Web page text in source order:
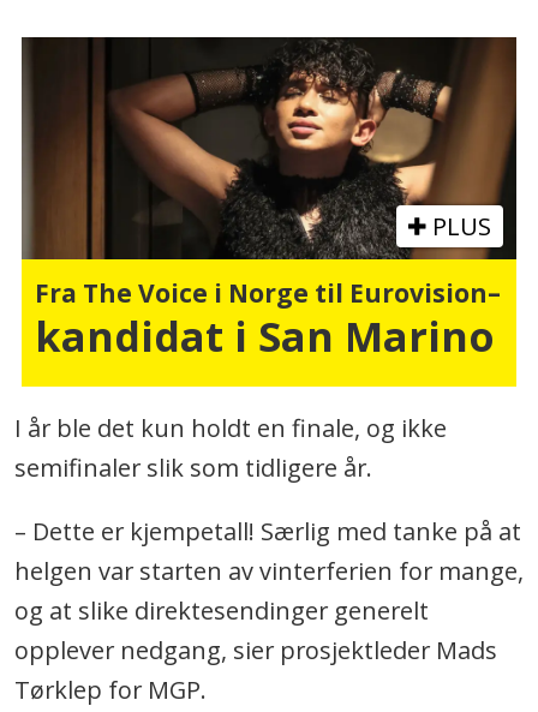
PLUS
Fra The Voice i Norge til Eurovision–
kandidat i San Marino
I år ble det kun holdt en finale, og ikke
semifinaler slik som tidligere år.
– Dette er kjempetall! Særlig med tanke på at
helgen var starten av vinterferien for mange,
og at slike direktesendinger generelt
opplever nedgang, sier prosjektleder Mads
Tørklep for MGP.